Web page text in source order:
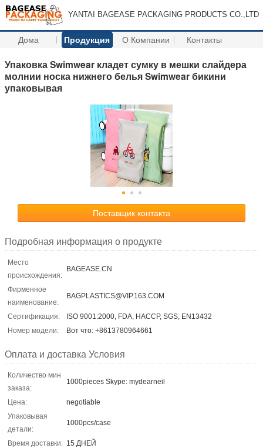
YANTAI BAGEASE PACKAGING PRODUCTS CO.,LTD
Дома Продукция О Компании Контакты
Упаковка Swimwear кладет сумку в мешки слайдера
молнии носка нижнего белья Swimwear бикини
упаковывая
Поставщик контакта
Подробная информация о продукте
Место
происхождения:
BAGEASE.CN
Фирменное
наименование:
BAGPLASTICS@VIP.163.COM
Сертификация:
ISO 9001:2000, FDA, HACCP, SGS, EN13432
Номер модели:
Вот что: +8613780964661
Оплата и доставка Условия
Количество мин
заказа:
1000pieces Skype: mydearneil
Цена:
negotiable
Упаковывая
детали:
1000pcs/case
Время доставки: 15 ДНЕЙ